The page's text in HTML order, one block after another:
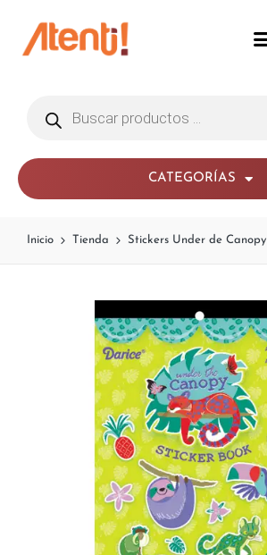
CATEGORÍAS
Inicio Tienda Stickers Under de Canopy